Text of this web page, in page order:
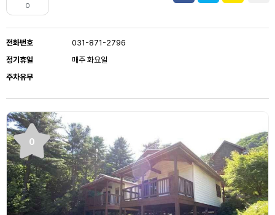
0
전화번호
031-871-2796
정기휴일
매주 화요일
주차유무
0